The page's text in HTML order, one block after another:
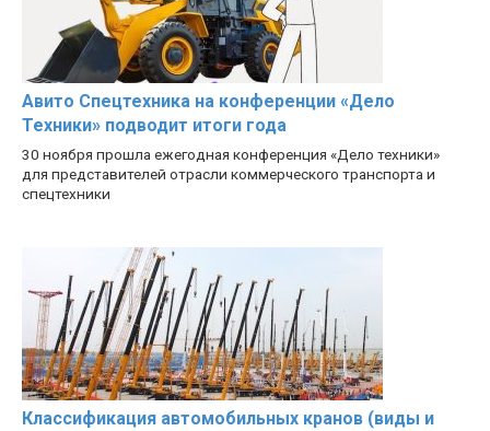
Авито Спецтехника на конференции «Дело
Техники» подводит итоги года
30 ноября прошла ежегодная конференция «Дело техники»
для представителей отрасли коммерческого транспорта и
спецтехники
Классификация автомобильных кранов (виды и